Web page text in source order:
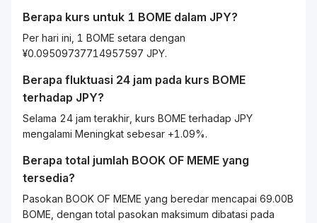
Berapa kurs untuk 1 BOME dalam JPY?
Per hari ini, 1 BOME setara dengan
¥0.09509737714957597 JPY.
Berapa fluktuasi 24 jam pada kurs BOME
terhadap JPY?
Selama 24 jam terakhir, kurs BOME terhadap JPY
mengalami Meningkat sebesar +1.09%.
Berapa total jumlah BOOK OF MEME yang
tersedia?
Pasokan BOOK OF MEME yang beredar mencapai 69.00B
BOME, dengan total pasokan maksimum dibatasi pada